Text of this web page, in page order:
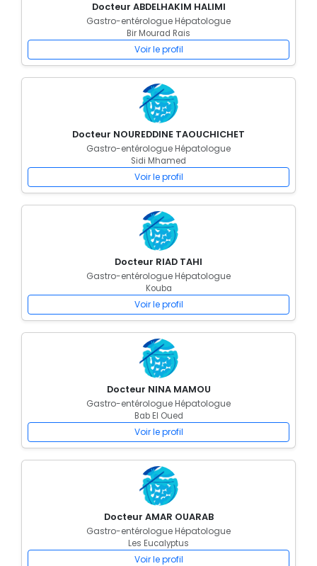
Docteur ABDELHAKIM HALIMI
Gastro-entérologue Hépatologue
Bir Mourad Rais
Voir le profil
Docteur NOUREDDINE TAOUCHICHET
Gastro-entérologue Hépatologue
Sidi Mhamed
Voir le profil
Docteur RIAD TAHI
Gastro-entérologue Hépatologue
Kouba
Voir le profil
Docteur NINA MAMOU
Gastro-entérologue Hépatologue
Bab El Oued
Voir le profil
Docteur AMAR OUARAB
Gastro-entérologue Hépatologue
Les Eucalyptus
Voir le profil